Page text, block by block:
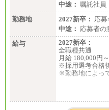
中途： 嘱託社員
勤務地
2027新卒： 応
中途： 応募者
給与
2027新卒：
全職種共通
月給 180,000円
※採用選考合格
※勤務地によっ
月給 200,000円